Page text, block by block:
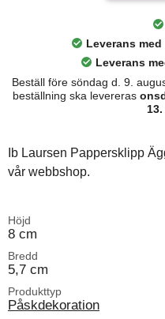
Leverans med
Leverans
Beställ före söndag d. 9.
beställning ska levereras
Ib Laursen Pappersklipp
vår webbshop.
Höjd
8 cm
Bredd
5,7 cm
Produkttyp
Påskdekoration